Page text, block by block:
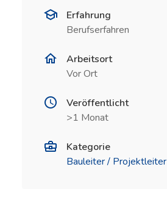
Erfahrung
Berufserfahren
Arbeitsort
Vor Ort
Veröffentlicht
>1 Monat
Kategorie
Bauleiter / Projektleiter